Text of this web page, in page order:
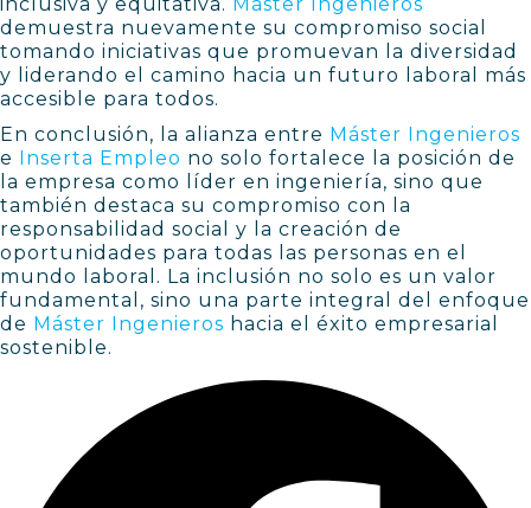
demuestra nuevamente su compromiso social
tomando iniciativas que promuevan la diversidad
y liderando el camino hacia un futuro laboral más
accesible para todos.
En conclusión, la alianza entre Máster Ingenieros
e Inserta Empleo no solo fortalece la posición de
la empresa como líder en ingeniería, sino que
también destaca su compromiso con la
responsabilidad social y la creación de
oportunidades para todas las personas en el
mundo laboral. La inclusión no solo es un valor
fundamental, sino una parte integral del enfoque
de Máster Ingenieros hacia el éxito empresarial
sostenible.